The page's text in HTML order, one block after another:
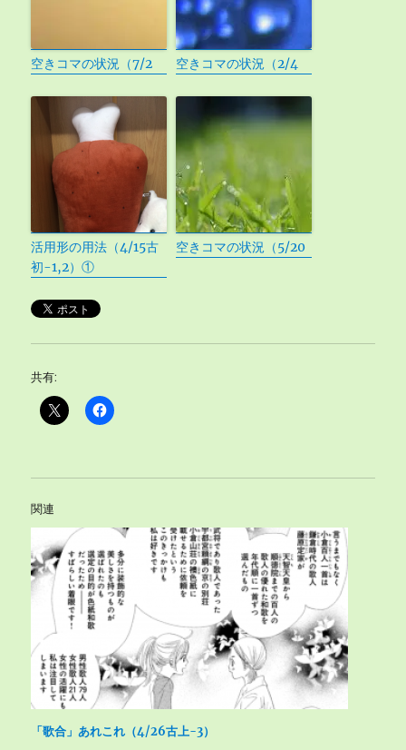
空きコマの状況（7/2 空きコマの状況（2/4
活用形の用法（4/15古
初-1,2）①
空きコマの状況（5/20
共有:
関連
「歌合」あれこれ（4/26古上-3）